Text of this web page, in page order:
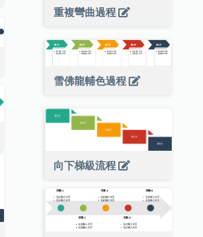
重複彎曲過程
雪佛龍輔色過程
向下梯級流程